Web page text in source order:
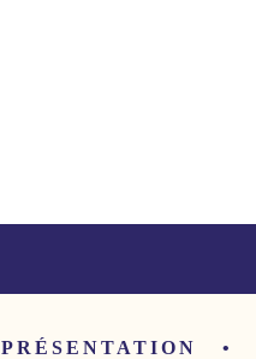
PRÉSENTATION